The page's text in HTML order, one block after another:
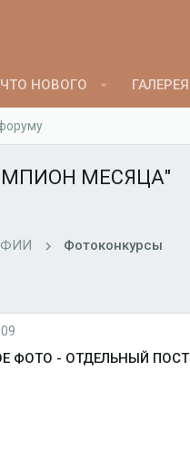
ЧТО НОВОГО ГАЛЕРЕЯ
МЕСЯЦА"
Фотоконкурсы
ФОТО - ОТДЕЛЬНЫЙ ПОСТ